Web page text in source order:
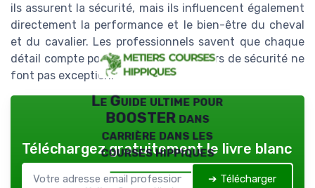
ils assurent la sécurité, mais ils influencent également
directement la performance et le bien-être du cheval
et du cavalier. Les professionnels savent que chaque
détail compte pour gagner, et les étriers de sécurité ne
font pas exception.
Le Guide ultime pour
BOOSTER dans
carrière dans les
courses hippiques
Téléchargez gratuitement le livre blanc
➔ Télécharger